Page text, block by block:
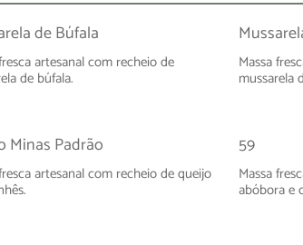
de Búfala
artesanal com recheio de
de búfala.
Massa
mussarela
Minas Padrão
artesanal com recheio de queijo
59
Massa
abóbora e